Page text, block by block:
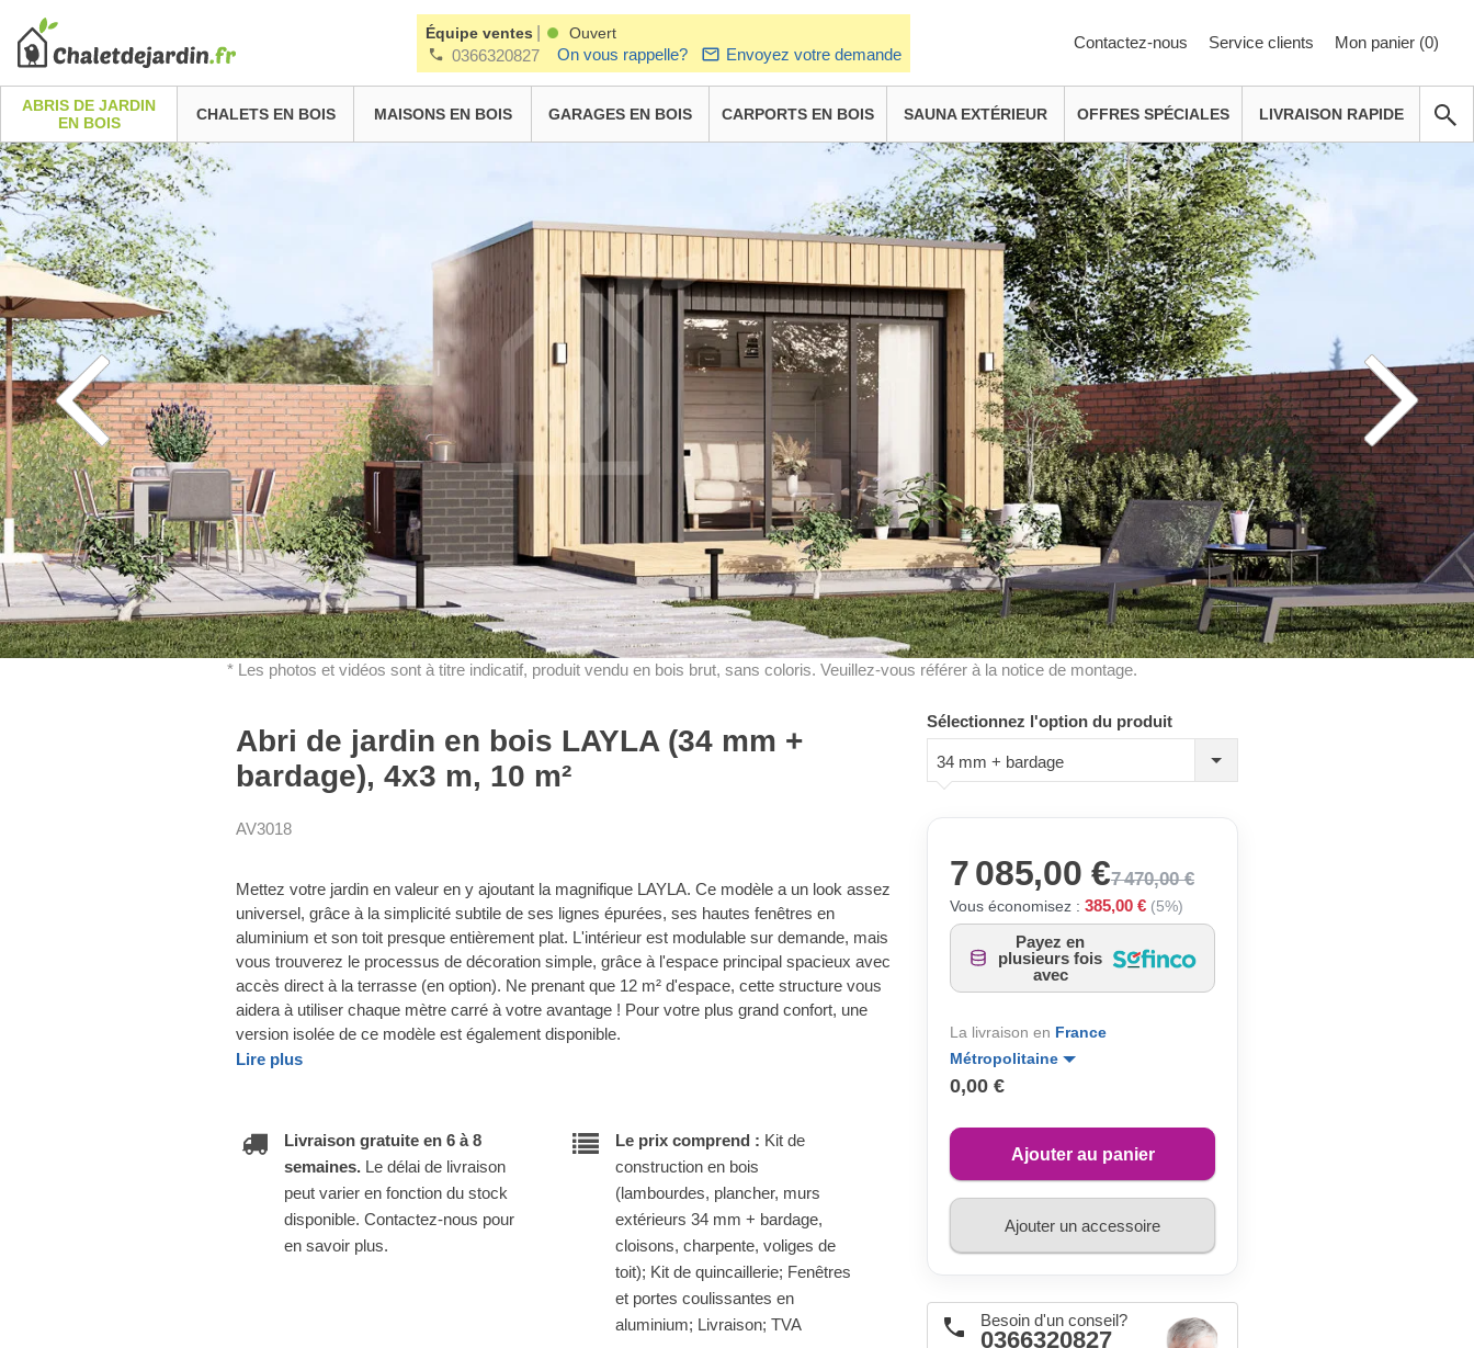
Équipe ventes Ouvert
0366320827 On vous rappelle? Envoyez votre demande
Contactez-nous Service clients Mon panier (0)
ABRIS DE JARDIN
EN BOIS
CHALETS EN BOIS MAISONS EN BOIS GARAGES EN BOIS CARPORTS EN BOIS SAUNA EXTÉRIEUR OFFRES SPÉCIALES LIVRAISON RAPIDE
* Les photos et vidéos sont à titre indicatif, produit vendu en bois brut, sans coloris. Veuillez-vous référer à la notice de montage.
Abri de jardin en bois LAYLA (34 mm +
bardage), 4x3 m, 10 m²
AV3018
Mettez votre jardin en valeur en y ajoutant la magnifique LAYLA. Ce modèle a un look assez
universel, grâce à la simplicité subtile de ses lignes épurées, ses hautes fenêtres en
aluminium et son toit presque entièrement plat. L'intérieur est modulable sur demande, mais
vous trouverez le processus de décoration simple, grâce à l'espace principal spacieux avec
accès direct à la terrasse (en option). Ne prenant que 12 m² d'espace, cette structure vous
aidera à utiliser chaque mètre carré à votre avantage ! Pour votre plus grand confort, une
version isolée de ce modèle est également disponible.
Lire plus
Livraison gratuite en 6 à 8
semaines. Le délai de livraison
peut varier en fonction du stock
disponible. Contactez-nous pour
en savoir plus.
Le prix comprend : Kit de
construction en bois
(lambourdes, plancher, murs
extérieurs 34 mm + bardage,
cloisons, charpente, voliges de
toit); Kit de quincaillerie; Fenêtres
et portes coulissantes en
aluminium; Livraison; TVA
Sélectionnez l'option du produit
34 mm + bardage
7 085,00 €7 470,00 €
Vous économisez : 385,00 € (5%)
Payez en
plusieurs fois
avec
La livraison en France
Métropolitaine
0,00 €
Ajouter au panier
Ajouter un accessoire
Besoin d'un conseil?
0366320827